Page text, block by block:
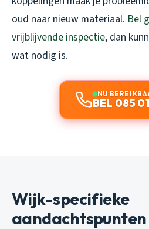
oud naar nieuw materiaal. Bel
vrijblijvende inspectie, dan
wat nodig is.
NU
BEL 085
Wijk-specifieke
aandachtspunten